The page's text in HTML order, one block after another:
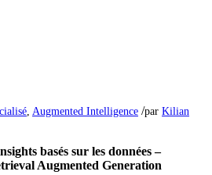
Augmented Intelligence /par Kilian
basés sur les données –
Augmented Generation